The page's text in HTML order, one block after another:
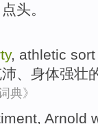
头。
, athletic
身体强壮
典》
, Arnold